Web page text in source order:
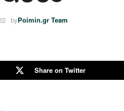
byPoimin.gr Team
Share on Twitter